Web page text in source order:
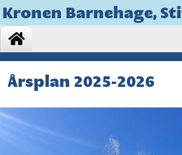
Kronen Barnehage,
Årsplan 2025-2026